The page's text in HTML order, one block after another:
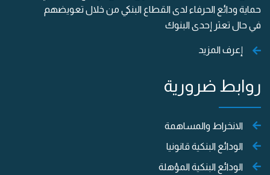
حماية ودائع الحرفاء لدى القطاع البنكي من خلال تعويضهم
في حال تعثر إحدى البنوك
إعرف المزيد
روابط ضرورية
الانخراط والمساهمة
الودائع البنكية قانونيا
الودائع البنكية المؤهلة